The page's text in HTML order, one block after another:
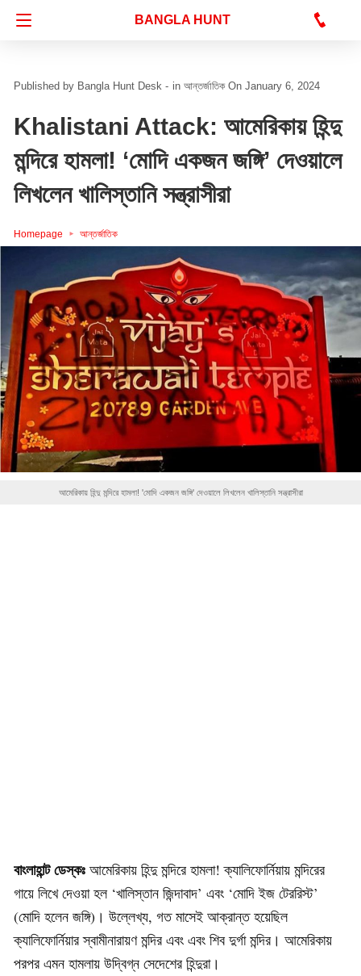
BANGLA HUNT
Bangla Hunt Desk - in আন্তর্জাতিক On January 6, 2024
Khalistani Attack: আমেরিকায় হিন্দু
মন্দিরে হামলা! ‘মোদি একজন জঙ্গি’ দেওয়ালে
লিখলেন খালিস্তানি সন্ত্রাসীরা
Homepage আন্তর্জাতিক
আমেরিকায় হিন্দু মন্দিরে হামলা! 'মোদি একজন জঙ্গি' দেওয়ালে লিখলেন খালিস্তানি সন্ত্রাসীরা
বাংলাহান্ট ডেস্কঃ আমেরিকায় হিন্দু মন্দিরে হামলা! ক্যালিফোর্নিয়ায় মন্দিরের
গায়ে লিখে দেওয়া হল ‘খালিস্তান জিন্দাবাদ’ এবং ‘মোদি ইজ টেররিস্ট’
(মোদি হলেন জঙ্গি)। উল্লেখ্য, গত মাসেই আক্রান্ত হয়েছিল
ক্যালিফোর্নিয়ার স্বামীনারায়ণ মন্দির এবং এবং শিব দুর্গা মন্দির। আমেরিকায়
পরপর এমন হামলায় উদ্বিগ্ন সেদেশের হিন্দুরা।